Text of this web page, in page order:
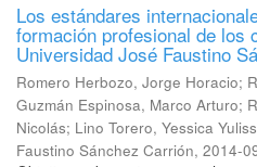
Los estándares
formación profesional de los
Universidad José Faustino
Romero Herbozo, Jorge Horacio;
Guzmán Espinosa, Marco Arturo;
Nicolás; Lino Torero, Yessica
Faustino Sánchez Carrión, 2014-